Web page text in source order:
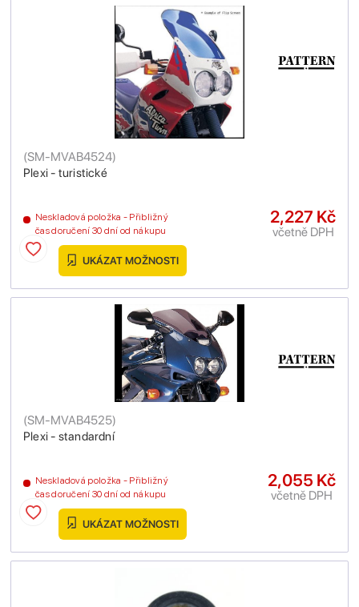
Plexi - turistické
(SM-MVAB4524)
Neskladová položka - Přibližný
čas doručení 30 dní od nákupu
2,227 Kč
včetně DPH
UKÁZAT MOŽNOSTI
Plexi - standardní
(SM-MVAB4525)
Neskladová položka - Přibližný
čas doručení 30 dní od nákupu
2,055 Kč
včetně DPH
UKÁZAT MOŽNOSTI